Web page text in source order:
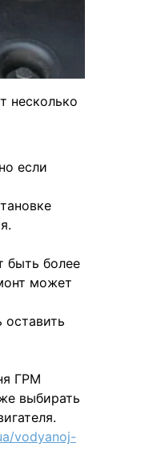
несколько
если
быть более
может
ГРМ
выбирать
vodyanoj-